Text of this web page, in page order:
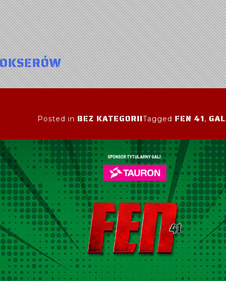
Posted in BEZ KATEGORIITagged FEN 41,